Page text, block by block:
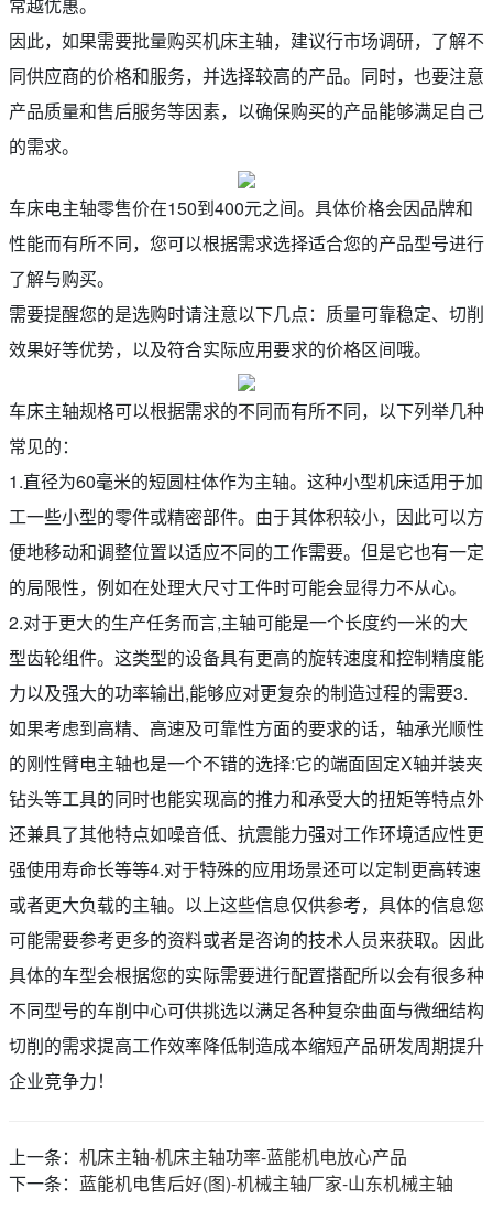
因此，如果需要批量购买机床主轴，建议行市场调研，了解不
同供应商的价格和服务，并选择较高的产品。同时，也要注意
产品质量和售后服务等因素，以确保购买的产品能够满足自己
的需求。
车床电主轴零售价在150到400元之间。具体价格会因品牌和
性能而有所不同，您可以根据需求选择适合您的产品型号进行
了解与购买。
需要提醒您的是选购时请注意以下几点：质量可靠稳定、切削
效果好等优势，以及符合实际应用要求的价格区间哦。
车床主轴规格可以根据需求的不同而有所不同，以下列举几种
常见的：
1.直径为60毫米的短圆柱体作为主轴。这种小型机床适用于加
工一些小型的零件或精密部件。由于其体积较小，因此可以方
便地移动和调整位置以适应不同的工作需要。但是它也有一定
的局限性，例如在处理大尺寸工件时可能会显得力不从心。
2.对于更大的生产任务而言,主轴可能是一个长度约一米的大
型齿轮组件。这类型的设备具有更高的旋转速度和控制精度能
力以及强大的功率输出,能够应对更复杂的制造过程的需要3.
如果考虑到高精、高速及可靠性方面的要求的话，轴承光顺性
的刚性臂电主轴也是一个不错的选择:它的端面固定X轴并装夹
钻头等工具的同时也能实现高的推力和承受大的扭矩等特点外
还兼具了其他特点如噪音低、抗震能力强对工作环境适应性更
强使用寿命长等等4.对于特殊的应用场景还可以定制更高转速
或者更大负载的主轴。以上这些信息仅供参考，具体的信息您
可能需要参考更多的资料或者是咨询的技术人员来获取。因此
具体的车型会根据您的实际需要进行配置搭配所以会有很多种
不同型号的车削中心可供挑选以满足各种复杂曲面与微细结构
切削的需求提高工作效率降低制造成本缩短产品研发周期提升
企业竞争力！
上一条： 机床主轴-机床主轴功率-蓝能机电放心产品
下一条： 蓝能机电售后好(图)-机械主轴厂家-山东机械主轴